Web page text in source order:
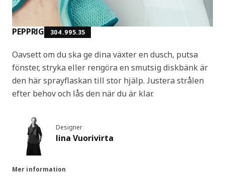
PEPPRIG 304.995.35
Oavsett om du ska ge dina växter en dusch, putsa
fönster, stryka eller rengöra en smutsig diskbänk är
den här sprayflaskan till stor hjälp. Justera strålen
efter behov och lås den när du är klar.
Designer
Iina Vuorivirta
Mer information